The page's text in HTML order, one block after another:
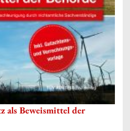
als Beweismittel der